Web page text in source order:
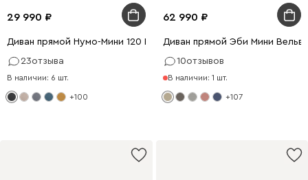
29 990
Диван прямой Нумо-Мини 120 Рогожка Графитовый
23отзыва
В наличии: 6 шт.
+100
62 990
Диван прямой Эби Мини
10отзывов
В наличии: 1 шт.
+107